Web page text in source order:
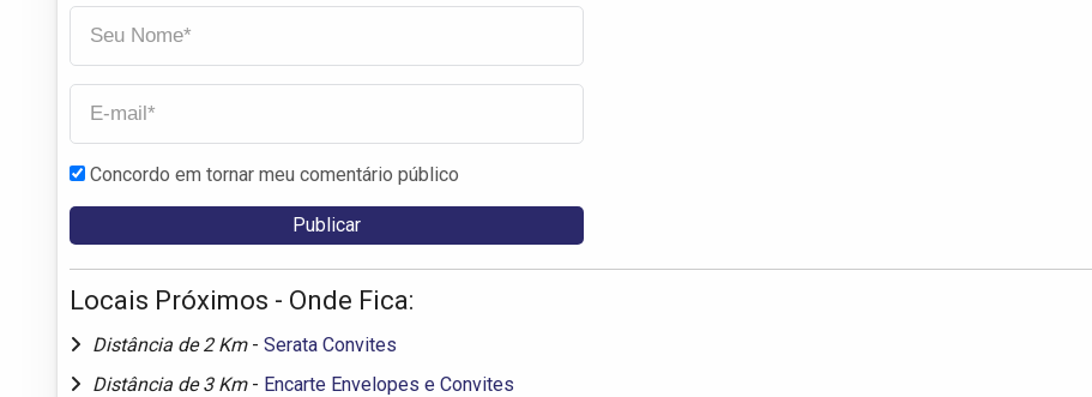
Concordo em tornar meu comentário público
Locais Próximos - Onde Fica:
Distância de 2 Km - Serata Convites
Distância de 3 Km - Encarte Envelopes e Convites